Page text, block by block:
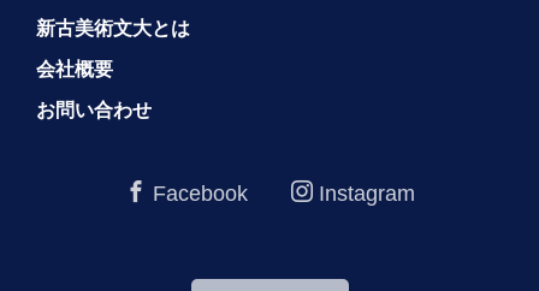
新古美術文大とは
会社概要
お問い合わせ
Facebook Instagram